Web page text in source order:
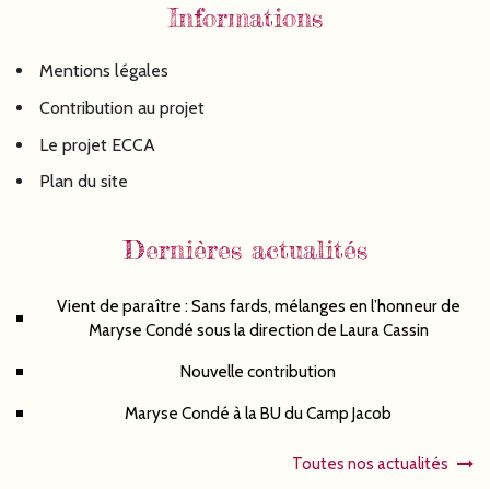
Informations
Mentions légales
Contribution au projet
Le projet ECCA
Plan du site
Dernières actualités
Vient de paraître : Sans fards, mélanges en l’honneur de
Maryse Condé sous la direction de Laura Cassin
Nouvelle contribution
Maryse Condé à la BU du Camp Jacob
Toutes nos actualités